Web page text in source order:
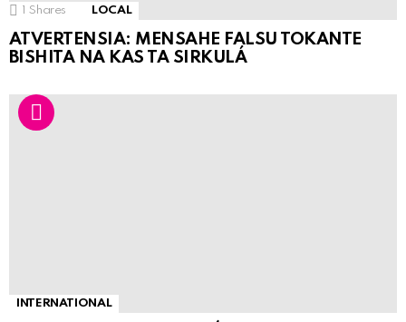
1 Shares LOCAL
ATVERTENSIA: MENSAHE FALSU TOKANTE
BISHITA NA KAS TA SIRKULÁ
INTERNATIONAL